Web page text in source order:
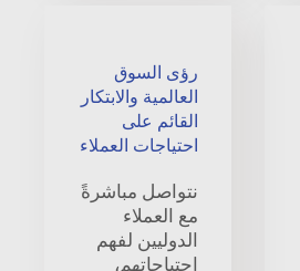
رؤى السوق
العالمية والابتكار
القائم على
احتياجات العملاء
نتواصل مباشرةً
مع العملاء
الدوليين لفهم
احتياجاتهم،